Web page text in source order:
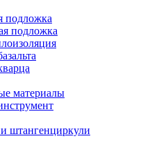
подложка
подложка
материалы
штангенциркули